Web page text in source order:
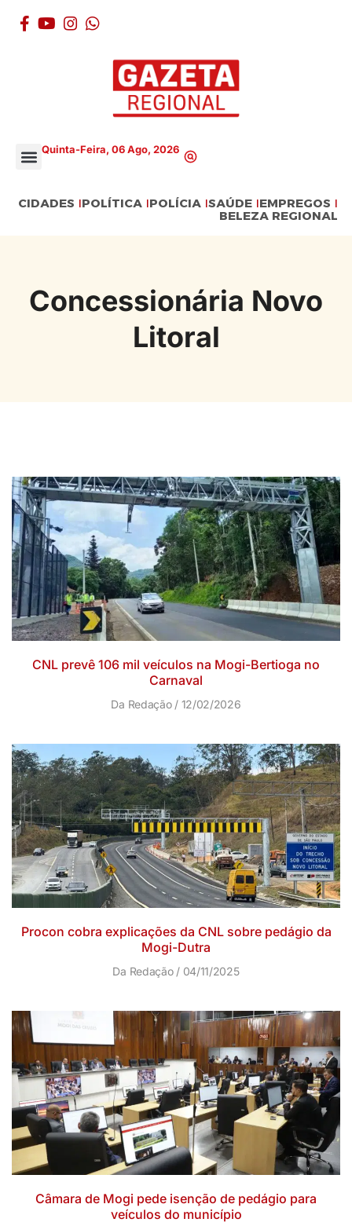
Quinta-Feira, 06 Ago, 2026
CIDADES POLÍTICA POLÍCIA SAÚDE EMPREGOS
BELEZA REGIONAL
Concessionária Novo
Litoral
CNL prevê 106 mil veículos na Mogi-Bertioga no
Carnaval
Da Redação 12/02/2026
Procon cobra explicações da CNL sobre pedágio da
Mogi-Dutra
Da Redação 04/11/2025
Câmara de Mogi pede isenção de pedágio para
veículos do município